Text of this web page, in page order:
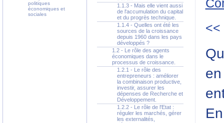
politiques
économiques et
sociales
1.1.3 - Mais elle vient aussi
de l'accumulation du capital
et du progrès technique.
1.1.4 - Quelles ont été les
sources de la croissance
depuis 1960 dans les pays
développés ?
1.2 - Le rôle des agents
économiques dans le
processus de croissance.
1.2.1 - Le rôle des
entrepreneurs : améliorer
la combinaison productive,
investir, assurer les
dépenses de Recherche et
Développement.
1.2.2 - Le rôle de l'Etat :
réguler les marchés, gérer
les externalités,
<<